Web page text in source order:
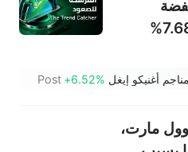
والأحجار الكريمة بنسبة 7.68%
سجل سهما TVTX (+16.88%)
صعودية؛ بينما جاء سهما FCX
(+3.87%) وTPR (+2.8%) ضمن
مناجم أغنيكو إيغل +6.52%
Post
مارت،